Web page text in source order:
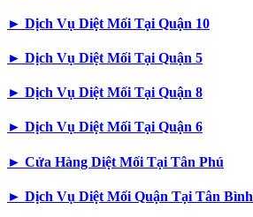
► Dịch Vụ Diệt Mối Tại Quận 10
► Dịch Vụ Diệt Mối Tại Quận 5
► Dịch Vụ Diệt Mối Tại Quận 8
► Dịch Vụ Diệt Mối Tại Quận 6
► Cửa Hàng Diệt Mối Tại Tân Phú
► Dịch Vụ Diệt Mối Quận Tại Tân Bình